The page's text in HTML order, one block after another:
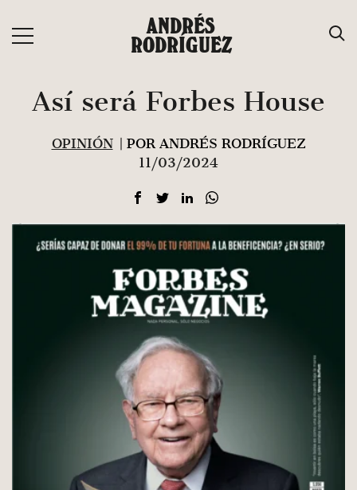
contenido
ANDRÉS
RODRÍGUEZ
Así será Forbes House
OPINIÓN
| POR ANDRÉS RODRÍGUEZ
11/03/2024